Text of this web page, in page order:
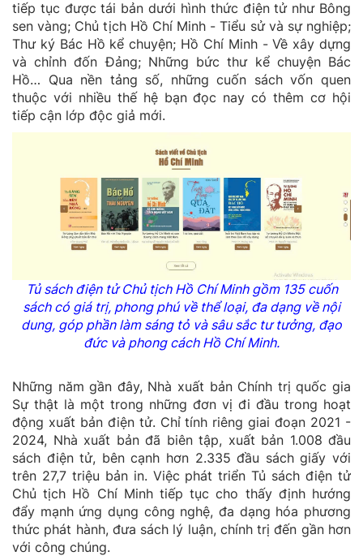
tiếp tục được tái bản dưới hình thức điện tử như Bông
sen vàng; Chủ tịch Hồ Chí Minh - Tiểu sử và sự nghiệp;
Thư ký Bác Hồ kể chuyện; Hồ Chí Minh - Về xây dựng
và chỉnh đốn Đảng; Những bức thư kể chuyện Bác
Hồ… Qua nền tảng số, những cuốn sách vốn quen
thuộc với nhiều thế hệ bạn đọc nay có thêm cơ hội
tiếp cận lớp độc giả mới.
Tủ sách điện tử Chủ tịch Hồ Chí Minh gồm 135 cuốn
sách có giá trị, phong phú về thể loại, đa dạng về nội
dung, góp phần làm sáng tỏ và sâu sắc tư tưởng, đạo
đức và phong cách Hồ Chí Minh.
Những năm gần đây, Nhà xuất bản Chính trị quốc gia
Sự thật là một trong những đơn vị đi đầu trong hoạt
động xuất bản điện tử. Chỉ tính riêng giai đoạn 2021 -
2024, Nhà xuất bản đã biên tập, xuất bản 1.008 đầu
sách điện tử, bên cạnh hơn 2.335 đầu sách giấy với
trên 27,7 triệu bản in. Việc phát triển Tủ sách điện tử
Chủ tịch Hồ Chí Minh tiếp tục cho thấy định hướng
đẩy mạnh ứng dụng công nghệ, đa dạng hóa phương
thức phát hành, đưa sách lý luận, chính trị đến gần hơn
với công chúng.